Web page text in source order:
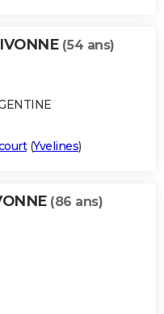
(54 ans)
(Yvelines)
(86 ans)